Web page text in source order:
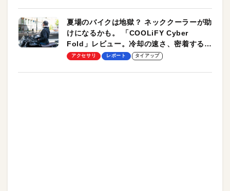
夏場のバイクは地獄？ ネッククーラーが助
けになるかも。 「COOLiFY Cyber
Fold」レビュー。冷却の速さ、密着する冷
却プレート、シンプルな操作性がグッド！
アクセサリ レポート タイアップ